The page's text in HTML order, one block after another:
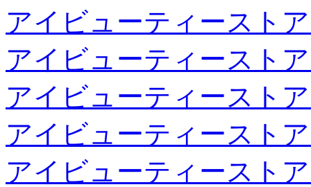
アイビューティースト
アイビューティースト
アイビューティースト
アイビューティースト
アイビューティースト